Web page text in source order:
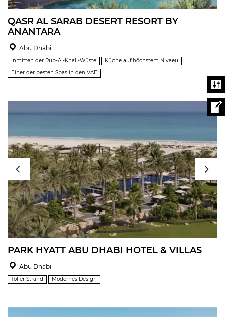
QASR AL SARAB DESERT RESORT BY
ANANTARA
Abu Dhabi
Inmitten der Rub-Al-Khali-Wüste
Küche auf höchstem Nivaeu
Einer der besten Spas in den VAE
PARK HYATT ABU DHABI HOTEL & VILLAS
Abu Dhabi
Toller Strand Modernes Design